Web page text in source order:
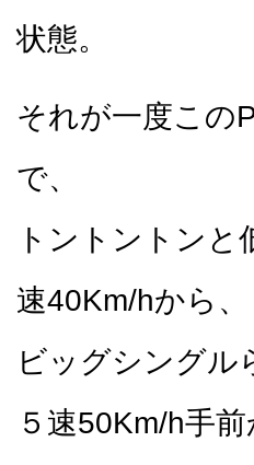
状態。
それが一度この
で、
トントントン
速40Km/hから、
ビッグシングル
５速50Km/h手